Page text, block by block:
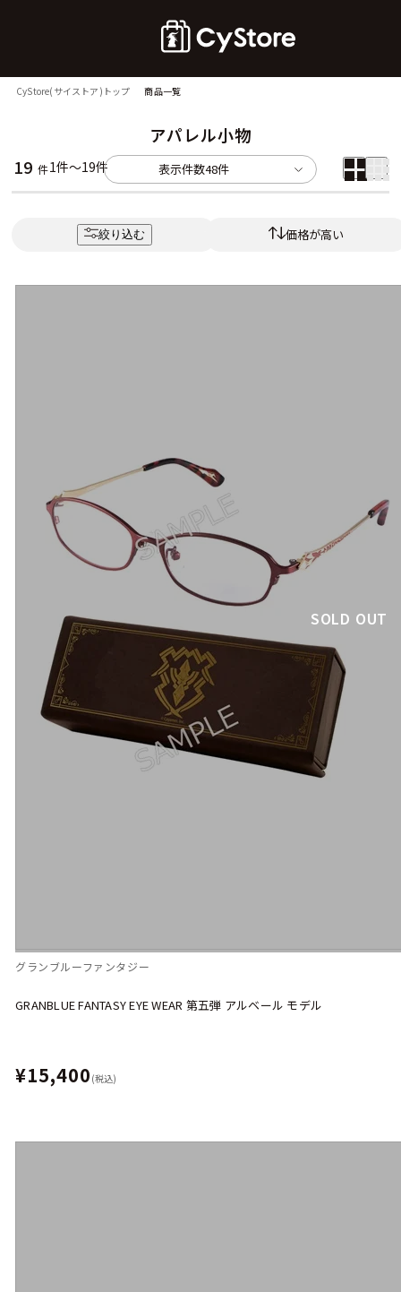
CyStore(サイストア)トップ 商品一覧
アパレル小物
19 件1件～19件 表示件数48件
絞り込む 価格が高い
SOLD OUT
グランブルーファンタジー
GRANBLUE FANTASY EYE WEAR 第五弾 アルベール モデル
¥15,400 (税込)